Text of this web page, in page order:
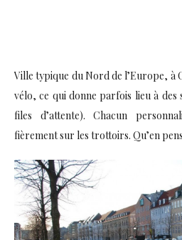
Ville typique du Nord de l’Europe, à
vélo, ce qui donne parfois lieu à des
files d’attente). Chacun
fièrement sur les trottoirs. Qu’en